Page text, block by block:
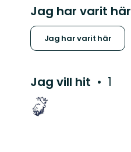
Jag har varit här
Jag har varit här
Jag vill hit 1